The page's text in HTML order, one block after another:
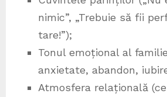
nimic”, „Trebuie să fii
tare!”);
Tonul emoțional al
anxietate, abandon,
Atmosfera relațională